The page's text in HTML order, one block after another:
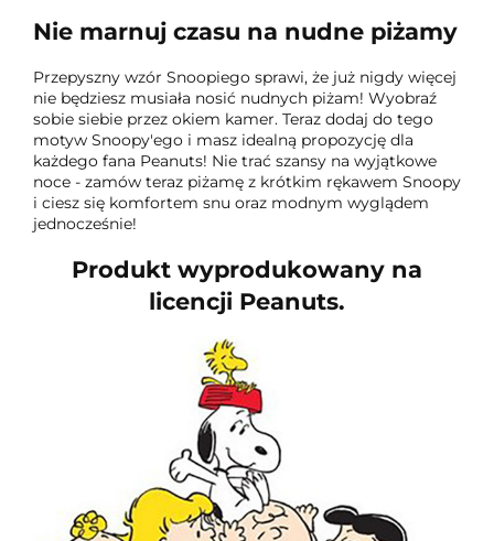
Nie marnuj czasu na nudne piżamy
Przepyszny wzór Snoopiego sprawi, że już nigdy więcej
nie będziesz musiała nosić nudnych piżam! Wyobraź
sobie siebie przez okiem kamer. Teraz dodaj do tego
motyw Snoopy'ego i masz idealną propozycję dla
każdego fana Peanuts! Nie trać szansy na wyjątkowe
noce - zamów teraz piżamę z krótkim rękawem Snoopy
i ciesz się komfortem snu oraz modnym wyglądem
jednocześnie!
Produkt wyprodukowany na
licencji Peanuts.